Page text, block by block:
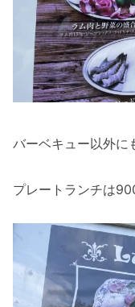
バーベキュー以外に
プレートランチは